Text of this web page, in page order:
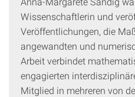
Wissenschaftlerin und
Veröffentlichungen, die
angewandten und
Arbeit verbindet
engagierten
Mitglied in mehreren von